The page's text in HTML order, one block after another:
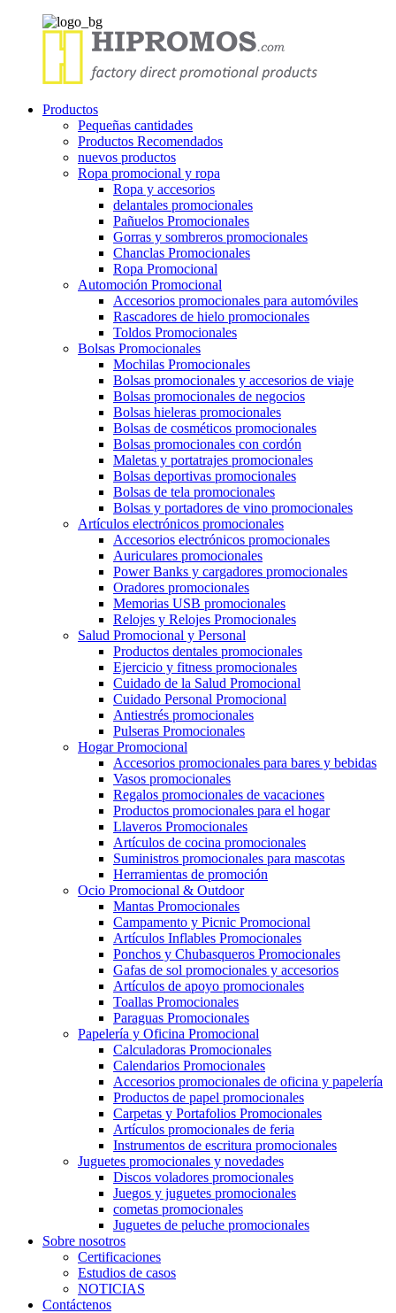
Productos
Pequeñas cantidades
Productos Recomendados
nuevos productos
Ropa promocional y ropa
Ropa y accesorios
delantales promocionales
Pañuelos Promocionales
Gorras y sombreros promocionales
Chanclas Promocionales
Ropa Promocional
Automoción Promocional
Accesorios promocionales para automóviles
Rascadores de hielo promocionales
Toldos Promocionales
Bolsas Promocionales
Mochilas Promocionales
Bolsas promocionales y accesorios de viaje
Bolsas promocionales de negocios
Bolsas hieleras promocionales
Bolsas de cosméticos promocionales
Bolsas promocionales con cordón
Maletas y portatrajes promocionales
Bolsas deportivas promocionales
Bolsas de tela promocionales
Bolsas y portadores de vino promocionales
Artículos electrónicos promocionales
Accesorios electrónicos promocionales
Auriculares promocionales
Power Banks y cargadores promocionales
Oradores promocionales
Memorias USB promocionales
Relojes y Relojes Promocionales
Salud Promocional y Personal
Productos dentales promocionales
Ejercicio y fitness promocionales
Cuidado de la Salud Promocional
Cuidado Personal Promocional
Antiestrés promocionales
Pulseras Promocionales
Hogar Promocional
Accesorios promocionales para bares y bebidas
Vasos promocionales
Regalos promocionales de vacaciones
Productos promocionales para el hogar
Llaveros Promocionales
Artículos de cocina promocionales
Suministros promocionales para mascotas
Herramientas de promoción
Ocio Promocional & Outdoor
Mantas Promocionales
Campamento y Picnic Promocional
Artículos Inflables Promocionales
Ponchos y Chubasqueros Promocionales
Gafas de sol promocionales y accesorios
Artículos de apoyo promocionales
Toallas Promocionales
Paraguas Promocionales
Papelería y Oficina Promocional
Calculadoras Promocionales
Calendarios Promocionales
Accesorios promocionales de oficina y papelería
Productos de papel promocionales
Carpetas y Portafolios Promocionales
Artículos promocionales de feria
Instrumentos de escritura promocionales
Juguetes promocionales y novedades
Discos voladores promocionales
Juegos y juguetes promocionales
cometas promocionales
Juguetes de peluche promocionales
Sobre nosotros
Certificaciones
Estudios de casos
NOTICIAS
Contáctenos